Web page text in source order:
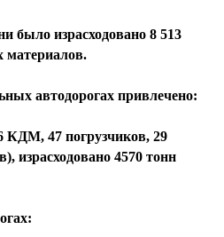
было израсходовано 8 513
материалов.
автодорогах привлечено:
КДМ, 47 погрузчиков, 29
израсходовано 4570 тонн